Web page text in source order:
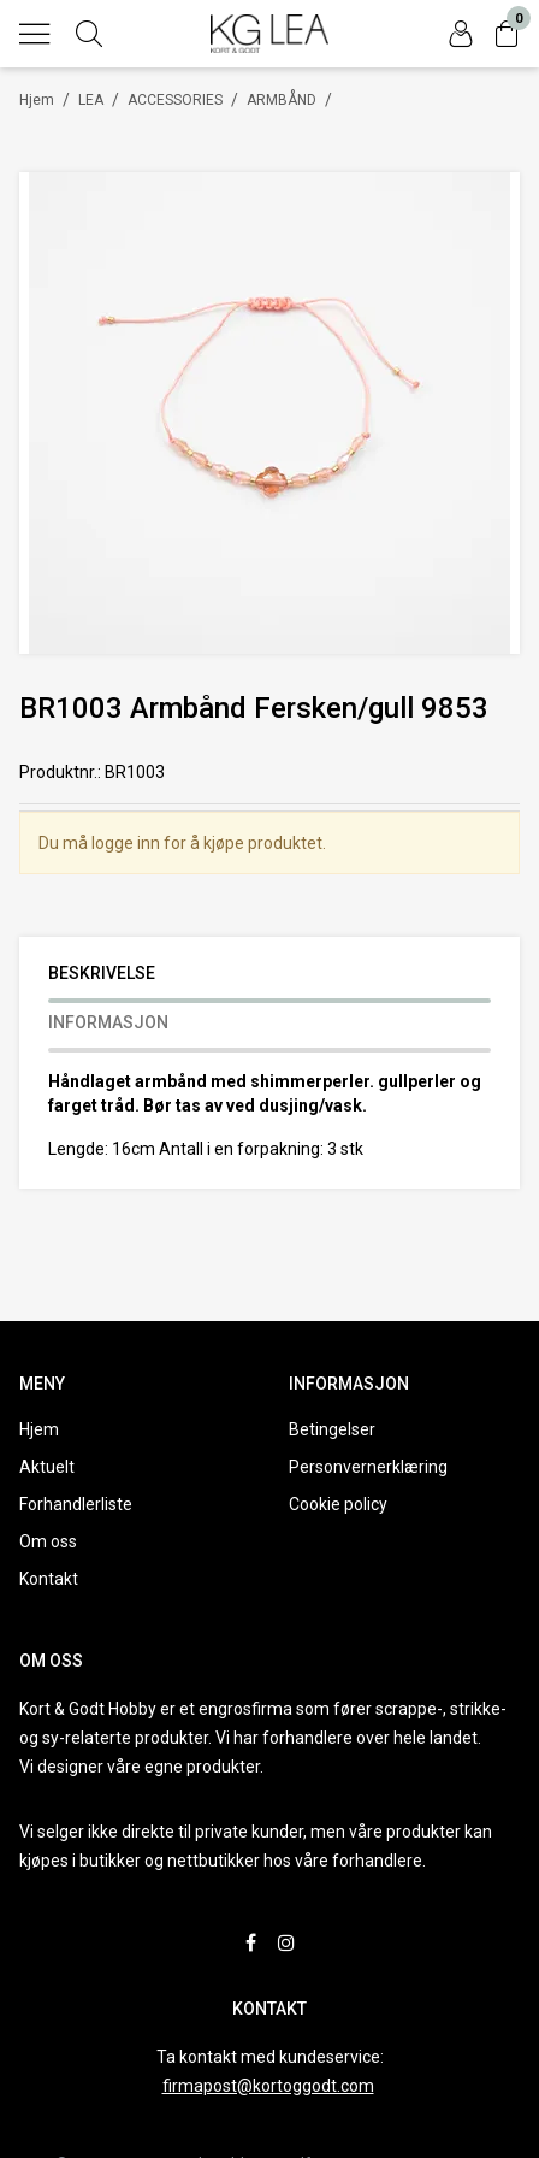
0
/
Hjem /
LEA /
ACCESSORIES /
ARMBÅND
BR1003 Armbånd Fersken/gull 9853
Produktnr.: BR1003
Du må logge inn for å kjøpe produktet.
BESKRIVELSE
INFORMASJON
Håndlaget armbånd med shimmerperler. gullperler og
farget tråd. Bør tas av ved dusjing/vask.
Lengde: 16cm Antall i en forpakning: 3 stk
MENY
Hjem
Aktuelt
Forhandlerliste
Om oss
Kontakt
INFORMASJON
Betingelser
Personvernerklæring
Cookie policy
OM OSS
Kort & Godt Hobby er et engrosfirma som fører scrappe-, strikke-
og sy-relaterte produkter. Vi har forhandlere over hele landet.
Vi designer våre egne produkter.
Vi selger ikke direkte til private kunder, men våre produkter kan
kjøpes i butikker og nettbutikker hos våre forhandlere.
KONTAKT
Ta kontakt med kundeservice:
firmapost@kortoggodt.com